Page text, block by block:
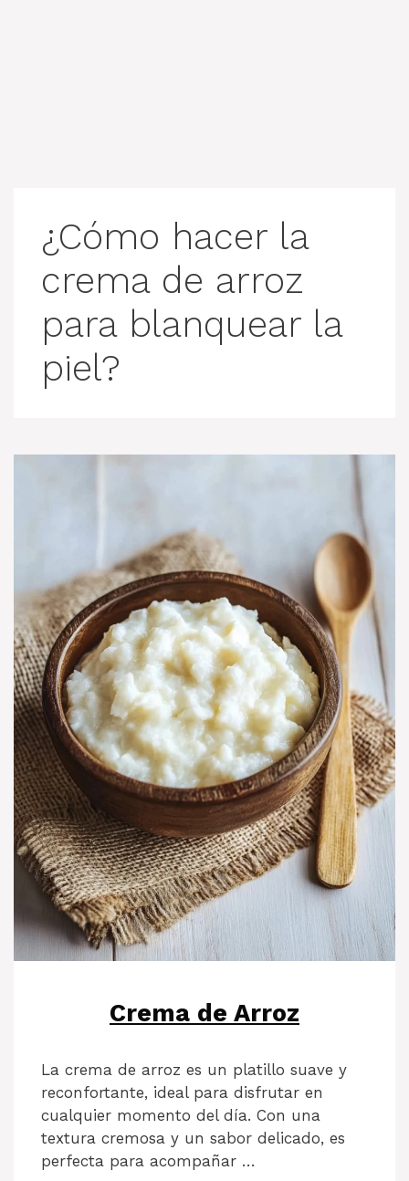
¿Cómo hacer la
crema de arroz
para blanquear la
piel?
Crema de Arroz
La crema de arroz es un platillo suave y
reconfortante, ideal para disfrutar en
cualquier momento del día. Con una
textura cremosa y un sabor delicado, es
perfecta para acompañar …